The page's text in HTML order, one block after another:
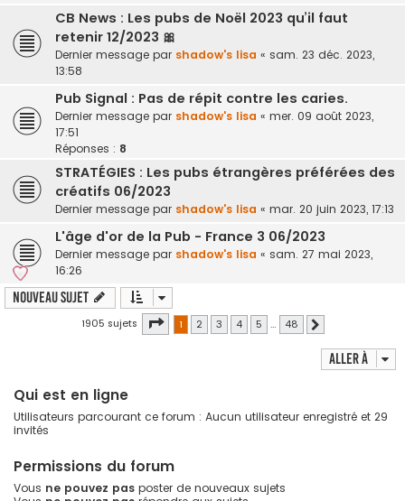
CB News : Les pubs de Noël 2023 qu’il faut
retenir 12/2023 🎀
Dernier message par shadow's lisa « sam. 23 déc. 2023,
13:58
Pub Signal : Pas de répit contre les caries.
Dernier message par shadow's lisa « mer. 09 août 2023,
17:51
Réponses : 8
STRATÉGIES : Les pubs étrangères préférées des
créatifs 06/2023
Dernier message par shadow's lisa « mar. 20 juin 2023, 17:13
L'âge d'or de la Pub - France 3 06/2023
Dernier message par shadow's lisa « sam. 27 mai 2023,
16:26
Nouveau sujet
1905 sujets Page 1sur48
1 2 3 4 5 … 48
Aller à
Qui est en ligne
Utilisateurs parcourant ce forum : Aucun utilisateur enregistré et 29
invités
Permissions du forum
Vous ne pouvez pas poster de nouveaux sujets